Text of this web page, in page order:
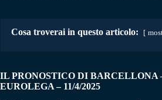
Cosa troverai in questo articolo:
IL PRONOSTICO DI BARCELLONA
EUROLEGA – 11/4/2025